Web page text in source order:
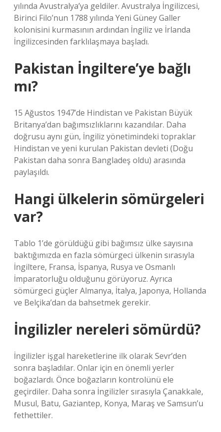
yılında Avustralya’ya geldiler. Avustralya İngilizcesi,
Birinci Filo’nun 1788 yılında Yeni Güney Galler
kolonisini kurmasının ardından İngiliz ve İrlanda
İngilizcesinden farklılaşmaya başladı.
Pakistan İngiltere’ye bağlı
mı?
15 Ağustos 1947’de Hindistan ve Pakistan Büyük
Britanya’dan bağımsızlıklarını kazandılar. Daha
doğrusu aynı gün, İngiliz yönetimindeki topraklar
Hindistan ve yeni kurulan Pakistan devleti (Doğu
Pakistan daha sonra Bangladeş oldu) arasında
paylaşıldı.
Hangi ülkelerin sömürgeleri
var?
Tablo 1’de görüldüğü gibi bağımsız ülke sayısına
baktığımızda en fazla sömürgeci ülkenin sırasıyla
İngiltere, Fransa, İspanya, Rusya ve Osmanlı
İmparatorluğu olduğunu görüyoruz. Ayrıca
sömürgeci güçler Almanya, İtalya, Japonya, Hollanda
ve Belçika’dan da bahsetmek gerekir.
İngilizler nereleri sömürdü?
İngilizler işgal hareketlerine ilk olarak Sevr’den
sonra başladılar. Onlar için en önemli yerler
boğazlardı. Önce boğazların kontrolünü ele
geçirdiler. Daha sonra İngilizler sırasıyla Çanakkale,
Musul, Batu, Gaziantep, Konya, Maraş ve Samsun’u
fethettiler.